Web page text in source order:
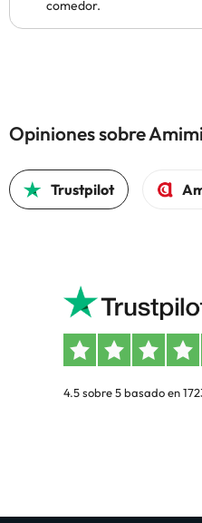
comedor.
Opiniones sobre
Trustpilot
4.5 sobre 5 basado en